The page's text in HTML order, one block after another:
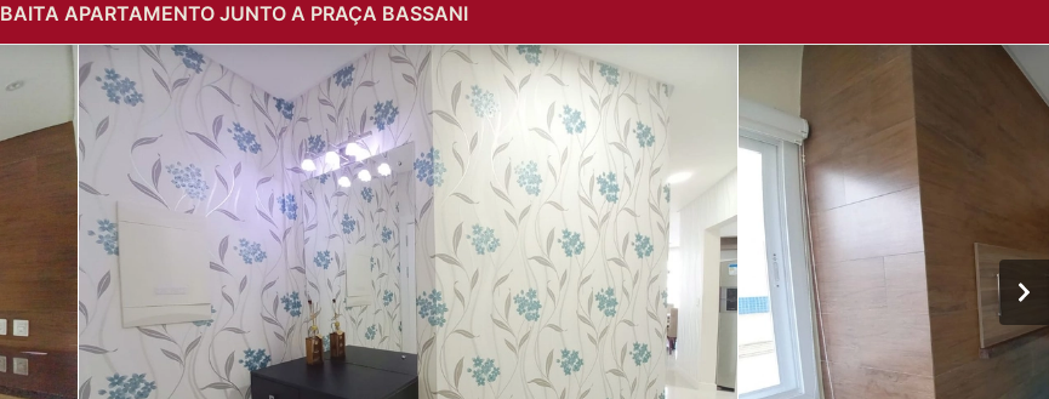
BAITA APARTAMENTO JUNTO A PRAÇA BASSANI